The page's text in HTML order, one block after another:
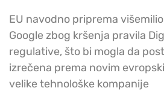
EU navodno priprema
Google zbog kršenja pravila
regulative, što bi mogla da
izrečena prema novim
velike tehnološke kompanije